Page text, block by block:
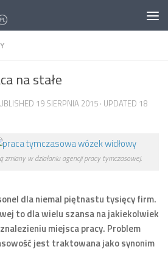
na stałe
19 SIERPNIA 2015 · UPDATED 18
zmiany w działaniu agencji pracy tymczasowej.
dla niemal piętnastu tysięcy firm.
to dla wielu szansa na jakiekolwiek
miejsca pracy. Problem
jest traktowana jako synonim